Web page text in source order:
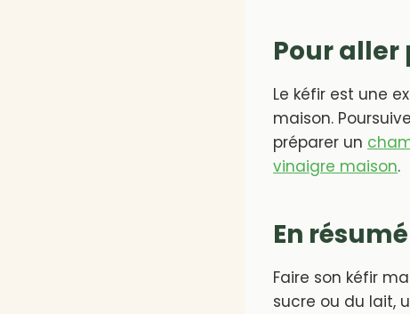
Pour aller
Le kéfir est une
maison.
préparer un
vinaigre maison.
En résumé
Faire son kéfir
sucre ou du lait,